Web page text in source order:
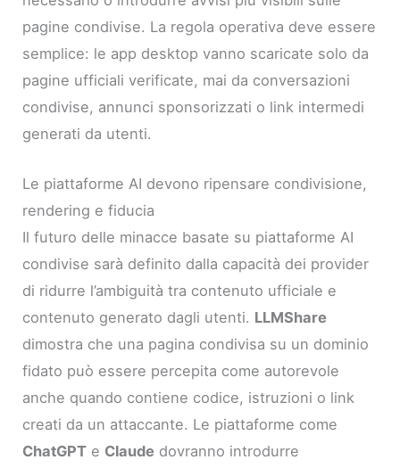
pagine condivise. La regola operativa deve essere
semplice: le app desktop vanno scaricate solo da
pagine ufficiali verificate, mai da conversazioni
condivise, annunci sponsorizzati o link intermedi
generati da utenti.
Le piattaforme AI devono ripensare condivisione,
rendering e fiducia
Il futuro delle minacce basate su piattaforme AI
condivise sarà definito dalla capacità dei provider
di ridurre l’ambiguità tra contenuto ufficiale e
contenuto generato dagli utenti. LLMShare
dimostra che una pagina condivisa su un dominio
fidato può essere percepita come autorevole
anche quando contiene codice, istruzioni o link
creati da un attaccante. Le piattaforme come
ChatGPT e Claude dovranno introdurre